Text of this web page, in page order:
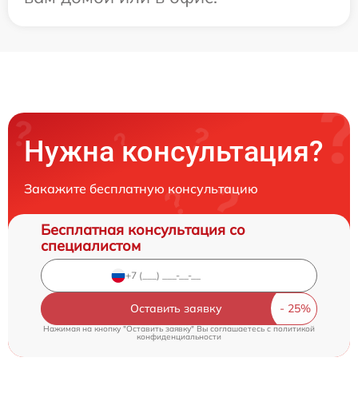
Нужна консультация?
Закажите бесплатную консультацию
Бесплатная консультация со
специалистом
Оставить заявку
Нажимая на кнопку "Оставить заявку" Вы соглашаетесь cполитикой
конфиденциальности